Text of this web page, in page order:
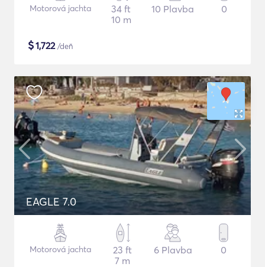
Motorová jachta
34 ft
10 m
10 Plavba 0
$1,722/deň
EAGLE 7.0
Motorová jachta
23 ft
7 m
6 Plavba 0